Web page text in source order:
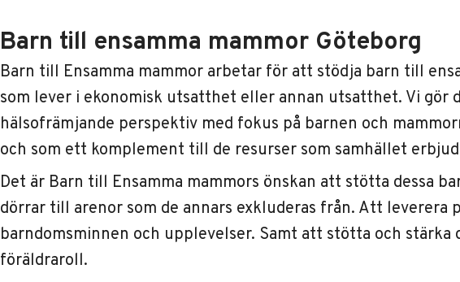
Barn till ensamma mammor Göteborg
Barn till Ensamma mammor arbetar för att stödja barn till
som lever i ekonomisk utsatthet eller annan utsatthet. Vi gör
hälsofrämjande perspektiv med fokus på barnen och
och som ett komplement till de resurser som samhället
Det är Barn till Ensamma mammors önskan att stötta dessa
dörrar till arenor som de annars exkluderas från. Att leverera
barndomsminnen och upplevelser. Samt att stötta och stärka
föräldraroll.